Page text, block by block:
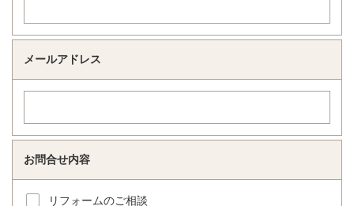
メールアドレス
お問合せ内容
リフォームのご相談